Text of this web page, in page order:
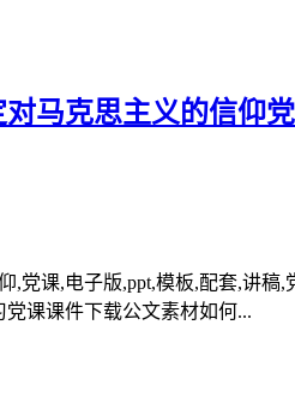
马克思主义的信仰
,党课,电子版,ppt,模板,配套,讲
课课件下载公文素材如何...